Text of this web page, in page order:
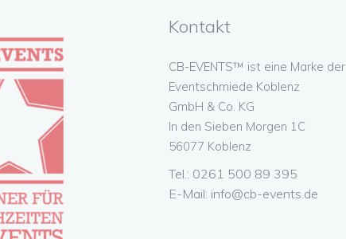
Kontakt
CB-EVENTS™ ist eine Marke der
Eventschmiede Koblenz
GmbH & Co. KG
In den Sieben Morgen 1C
56077 Koblenz
Tel.: 0261 500 89 395
E-Mail: info@cb-events.de